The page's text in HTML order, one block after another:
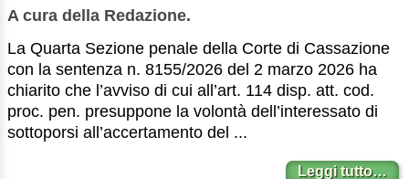
A cura della Redazione.
La Quarta Sezione penale della Corte di Cassazione
con la sentenza n. 8155/2026 del 2 marzo 2026 ha
chiarito che l’avviso di cui all’art. 114 disp. att. cod.
proc. pen. presuppone la volontà dell’interessato di
sottoporsi all’accertamento del ...
Leggi tutto…